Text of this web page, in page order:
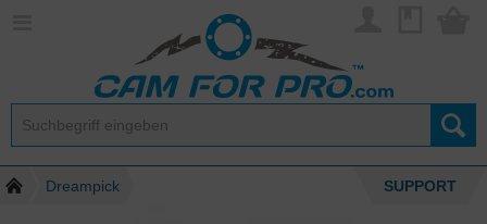
Dreampick SUPPORT